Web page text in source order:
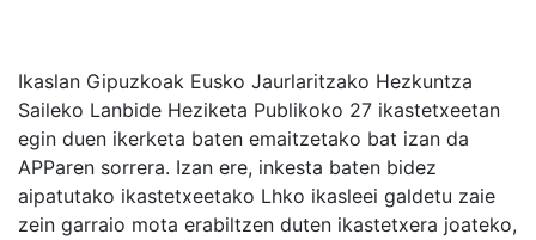
Ikaslan Gipuzkoak Eusko Jaurlaritzako Hezkuntza
Saileko Lanbide Heziketa Publikoko 27 ikastetxeetan
egin duen ikerketa baten emaitzetako bat izan da
APParen sorrera. Izan ere, inkesta baten bidez
aipatutako ikastetxeetako Lhko ikasleei galdetu zaie
zein garraio mota erabiltzen duten ikastetxera joateko,